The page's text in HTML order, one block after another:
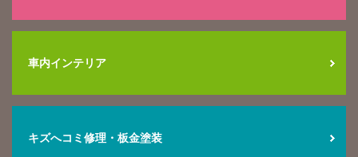
車内インテリア
キズへコミ修理・板金塗装